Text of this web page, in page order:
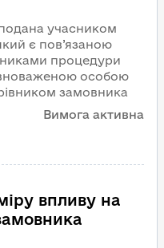
учасником
є пов’язаною
процедури
особою
замовника
Вимога активна
впливу на